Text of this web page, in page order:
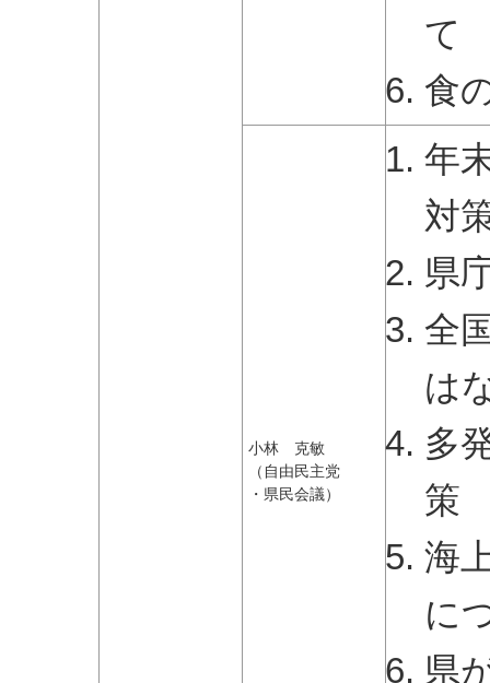
て
食
小林 克敏
（自由民主党
・県民会議）
年
対
県
全
は
多
策
海
に
県